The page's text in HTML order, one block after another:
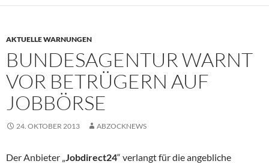
AKTUELLE WARNUNGEN
BUNDESAGENTUR WARNT
VOR BETRÜGERN AUF
JOBBÖRSE
24. OKTOBER 2013 ABZOCKNEWS
Der Anbieter „Jobdirect24“ verlangt für die angebliche